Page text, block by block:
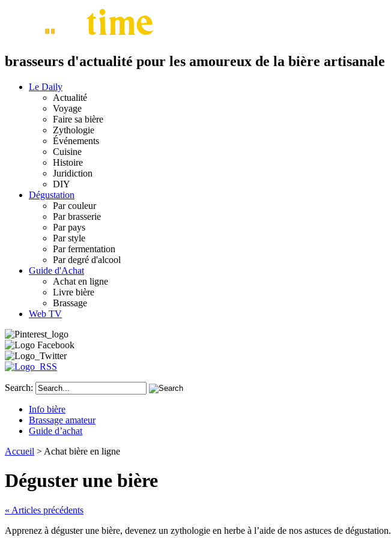
brasseurs d'actualité pour les amoureux de la bière artisanale
Le Daily
Actualité
Voyage
Faire sa bière
Zythologie
Événements
Cuisine
Histoire
Juridiction
DIY
Dégustation
Par couleur
Par brasserie
Par pays
Par style
Par fermentation
Par degré d'alcool
Guide d'Achat
Achat en ligne
Livre bière
Brassage
Web TV
Search:
Info bière
Brassage amateur
Guide d’achat
Accueil > Achat bière en ligne
Déguster une bière
« Articles précédents
Apprenez à déguster une bière, devenez un zythologie en herbe à l’aide de nos astuces de dégustation.